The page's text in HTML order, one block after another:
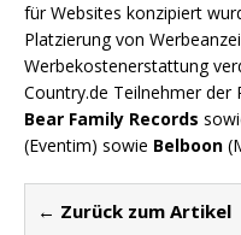
für Websites konzipiert
Platzierung von
Werbekostenerstattung
Country.de Teilnehmer
Bear Family Records
(Eventim) sowie Belboon
← Zurück zum Artikel